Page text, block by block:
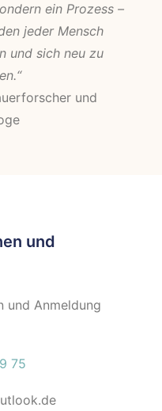
ein Prozess –
jeder Mensch
und sich neu zu
und
und
und Anmeldung
75